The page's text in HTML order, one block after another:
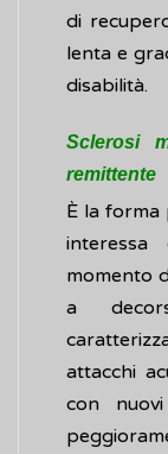
di
lenta e
disabilità.
Sclerosi
remittente
È la forma
momento
a
attacchi
con